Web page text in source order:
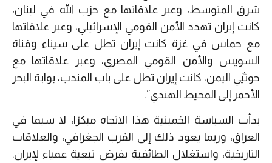
شرق المتوسط، وعبر علاقاتها مع حزب الله في لبنان،
كانت إيران تهدد الأمن القومي الإسرائيلي، وعبر علاقاتها
مع حماس في غزة كانت إيران تطل على سيناء وقناة
السويس والأمن القومي المصري، وعبر علاقاتها مع
حوثيِّي اليمن، كانت إيران تطل على باب المندب، بوابة البحر
الأحمر إلى المحيط الهندي”.
بدأت السياسة الخمينية هذا الاتجاه مبكرًا، لا سيما في
العراق، وربما يعود ذلك إلى القرب الجغرافي، والعلاقات
التاريخية، واستغلال الطائفية بفرض تبعية عمياء لإيران.